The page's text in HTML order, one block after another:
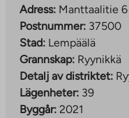
Adress: Manttaalitie 6
Postnummer: 37500
Stad: Lempäälä
Grannskap: Ryynikkä
Detalj av distriktet:
Lägenheter: 39
Byggår: 2021